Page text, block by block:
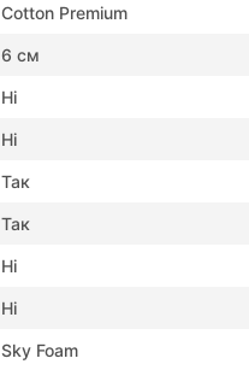
Cotton Premium
6 см
Ні
Ні
Так
Так
Ні
Ні
Sky Foam